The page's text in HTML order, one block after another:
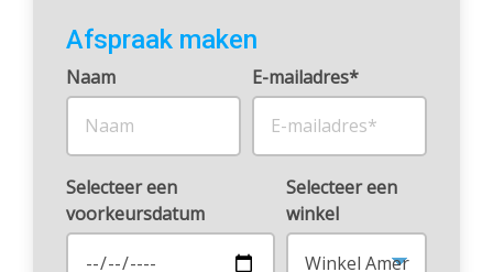
Afspraak maken
Naam E-mailadres*
Selecteer een
voorkeursdatum
Selecteer een
winkel